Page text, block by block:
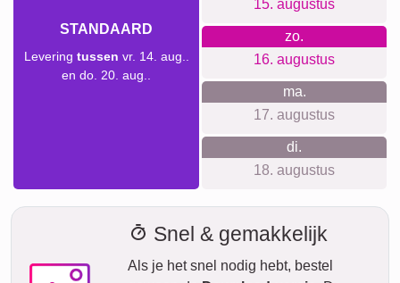
Collage maken
Verzendtijd en leveringsvoorspelling
We willen geen valse beloftes doen over levertijden. Met
product geleverd wordt als je vandaag bestelt.